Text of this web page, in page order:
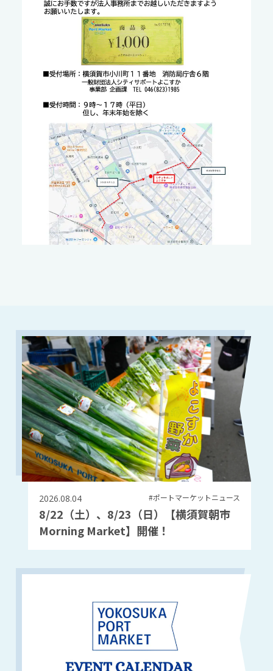
2026.08.04 #ポートマーケットニュース
8/22（土）、8/23（日）【横須賀朝市
Morning Market】開催！